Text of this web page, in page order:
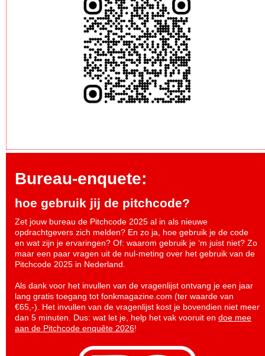
Bureau-enquete:
hoe gebruik jij de pitchcode?
Zet jouw bureau de Pitchcode 2025 al in als nieuwe
opdrachtgevers zich melden? En zo ja, hoe gebruik je de code
en wat zijn je ervaringen? Of: waarom gebruik je ‘m juist niet? Zo
maar een paar vragen uit de nul-meting over het gebruik van de
Pitchcode 2025 in Nederland.
Als dank voor het invullen van de vragenlijst ontvang je een jaar
lang gratis toegang tot fonkmagazine.com (ter waarde van
€65,-). Het invullen van de vragenlijst kost je bovendien niet meer
dan 5 minuten. Dus: wat let je, help het vak vooruit en doe mee
aan de Pitchcode enquête 2026!